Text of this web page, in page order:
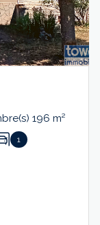
Maison de village 5 pièce(s) 4 chambre(s) 196 m²
1